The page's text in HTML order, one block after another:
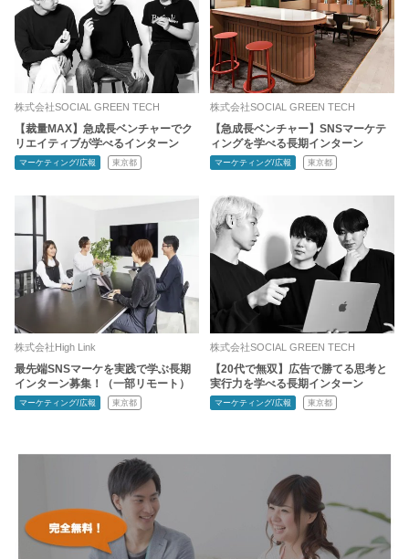
株式会社SOCIAL GREEN TECH
【裁量MAX】急成長ベンチャーでク
リエイティブが学べるインターン
マーケティング/広報 東京都
株式会社SOCIAL GREEN TECH
【急成長ベンチャー】SNSマーケテ
ィングを学べる長期インターン
マーケティング/広報 東京都
株式会社High Link
最先端SNSマーケを実践で学ぶ長期
インターン募集！（一部リモート）
マーケティング/広報 東京都
株式会社SOCIAL GREEN TECH
【20代で無双】広告で勝てる思考と
実行力を学べる長期インターン
マーケティング/広報 東京都